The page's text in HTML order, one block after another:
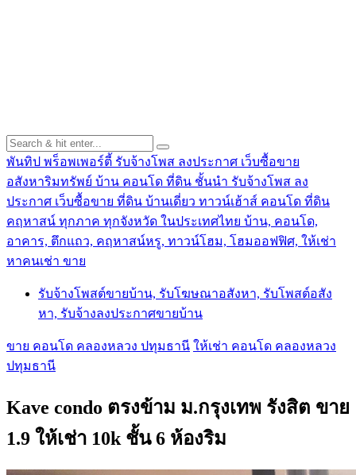
พันทิป พร็อพเพอร์ตี้ รับจ้างโพส ลงประกาศ เว็บซื้อขาย
อสังหาริมทรัพย์ บ้าน คอนโด ที่ดิน ชั้นนำ รับจ้างโพส ลง
ประกาศ เว็บซื้อขาย ที่ดิน บ้านเดี่ยว ทาวน์เฮ้าส์ คอนโด ที่ดิน
คฤหาสน์ ทุกภาค ทุกจังหวัด ในประเทศไทย บ้าน, คอนโด,
อาคาร, ตึกแถว, คฤหาสน์หรู, ทาวน์โฮม, โฮมออฟฟิศ, ให้เช่า
หาคนเช่า ขาย
รับจ้างโพสต์ขายบ้าน, รับโฆษณาอสังหา, รับโพสต์อสัง
หา, รับจ้างลงประกาศขายบ้าน
ขาย คอนโด คลองหลวง ปทุมธานี ให้เช่า คอนโด คลองหลวง
ปทุมธานี
Kave condo ตรงข้าม ม.กรุงเทพ รังสิต ขาย
1.9 ให้เช่า 10k ชั้น 6 ห้องริม